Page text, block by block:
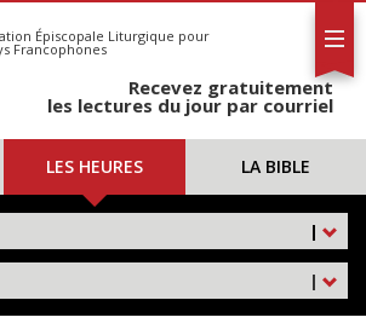
Épiscopale Liturgique pour
Francophones
Recevez gratuitement
les lectures du jour par courriel
LES HEURES LA BIBLE
|
|